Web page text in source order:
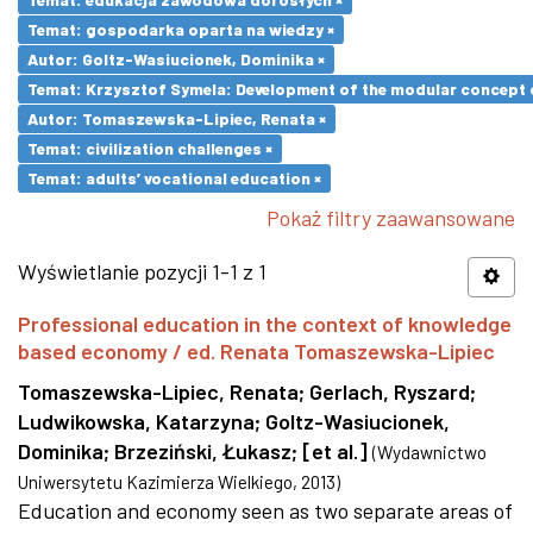
Temat: gospodarka oparta na wiedzy ×
Autor: Goltz-Wasiucionek, Dominika ×
Temat: Krzysztof Symela: Development of the modular concept
Autor: Tomaszewska-Lipiec, Renata ×
Temat: civilization challenges ×
Temat: adults’ vocational education ×
Pokaż filtry zaawansowane
Wyświetlanie pozycji 1-1 z 1
Professional education in the context of knowledge
based economy / ed. Renata Tomaszewska-Lipiec
Tomaszewska-Lipiec, Renata; Gerlach, Ryszard;
Ludwikowska, Katarzyna; Goltz-Wasiucionek,
Dominika; Brzeziński, Łukasz; [et al.] (Wydawnictwo
Uniwersytetu Kazimierza Wielkiego, 2013)
Education and economy seen as two separate areas of